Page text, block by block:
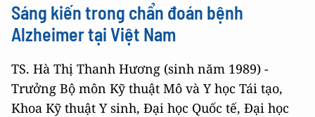
Sáng kiến trong chẩn đoán bệnh
Alzheimer tại Việt Nam
TS. Hà Thị Thanh Hương (sinh năm 1989) -
Trưởng Bộ môn Kỹ thuật Mô và Y học Tái tạo,
Khoa Kỹ thuật Y sinh, Đại học Quốc tế, Đại học